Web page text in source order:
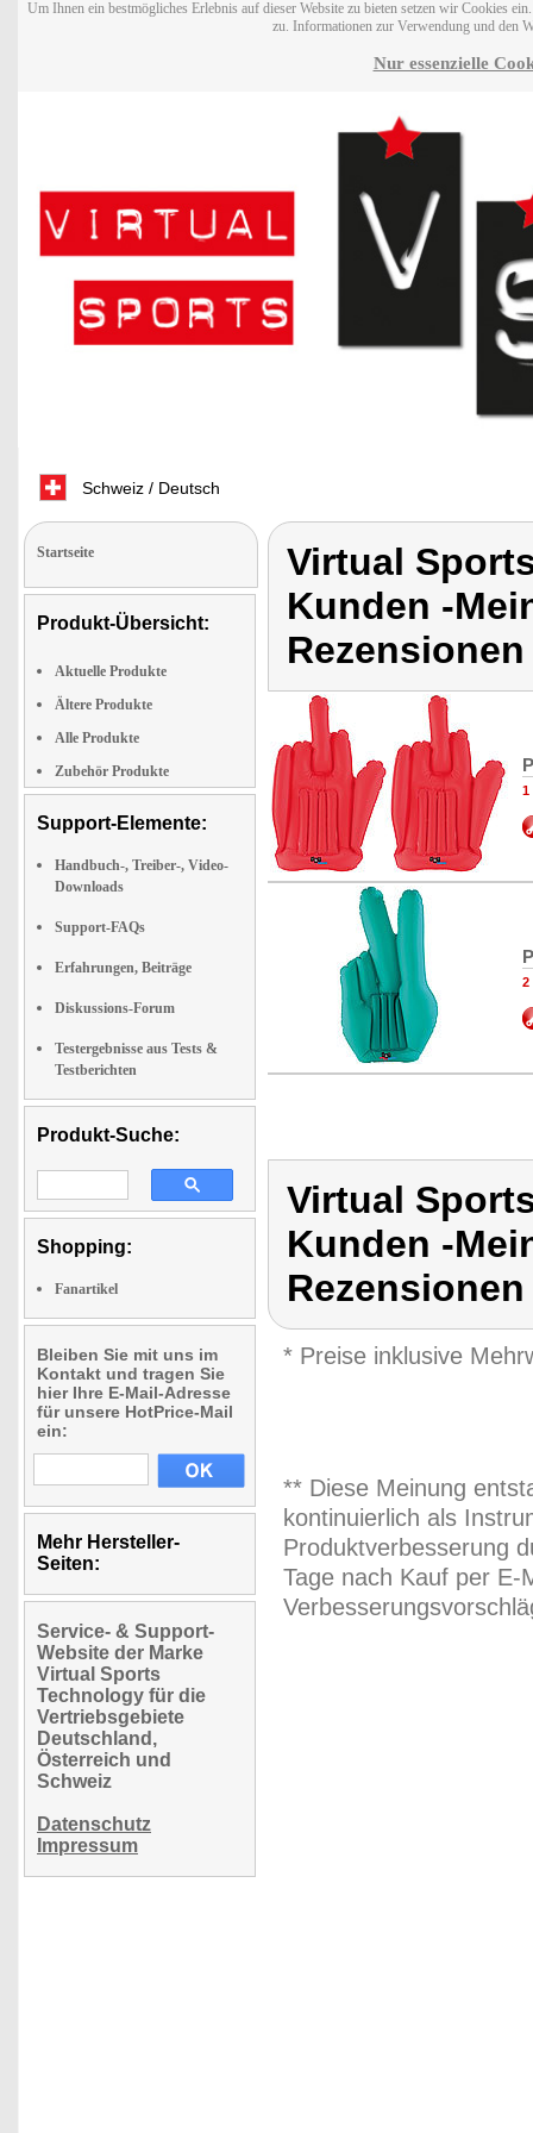
Um Ihnen ein bestmögliches Erlebnis auf dieser Website zu bieten setzen wir Cookies
zu. Informationen zur Verwendung und den
Nur essenzielle
Schweiz / Deutsch
Startseite
Produkt-Übersicht:
Aktuelle Produkte
Ältere Produkte
Alle Produkte
Zubehör Produkte
Support-Elemente:
Handbuch-, Treiber-, Video-
Downloads
Support-FAQs
Erfahrungen, Beiträge
Diskussions-Forum
Testergebnisse aus Tests &
Testberichten
Produkt-Suche:
Shopping:
Fanartikel
Bleiben Sie mit uns im
Kontakt und tragen Sie
hier Ihre E-Mail-Adresse
für unsere HotPrice-Mail
ein:
Mehr Hersteller-
Seiten:
Service- & Support-
Website der Marke
Virtual Sports
Technology für die
Vertriebsgebiete
Deutschland,
Österreich und
Schweiz
Datenschutz
Impressum
Virtual
Kunden -
1
2
Virtual
Kunden -
* Preise inklusive
** Diese Meinung
kontinuierlich als
Produktverbesserung
Tage nach Kauf per E-